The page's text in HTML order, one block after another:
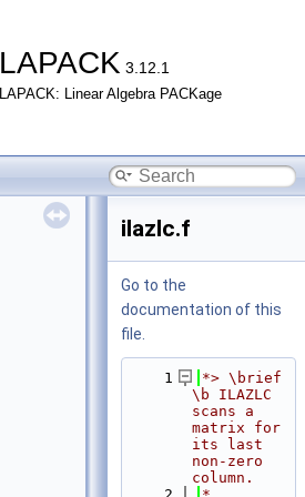
LAPACK 3.12.1
LAPACK: Linear Algebra PACKage
ilazlc.f
Go to the
documentation of this
file.
    1
*> \brief
\b ILAZLC
scans a
matrix for
its last
non-zero
column.